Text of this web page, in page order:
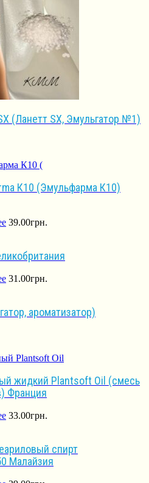
(Ланетт SX, Эмульгатор №1)
К10 (Эмульфарма К10)
39.00грн.
31.00грн.
ароматизатор)
жидкий Plantsoft Oil (смесь
Франция
33.00грн.
спирт
Малайзия